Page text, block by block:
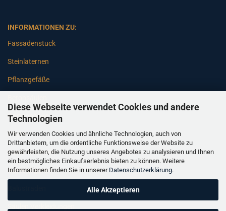
Diese Webseite verwendet Cookies und andere
Technologien
Wir verwenden Cookies und ähnliche Technologien, auch von
Drittanbietern, um die ordentliche Funktionsweise der Website zu
gewährleisten, die Nutzung unseres Angebotes zu analysieren und Ihnen
ein bestmögliches Einkaufserlebnis bieten zu können. Weitere
Informationen finden Sie in unserer Datenschutzerklärung.
Alle Akzeptieren
INFORMATIONEN ZU:
Fassadenstuck
Steinlaternen
Pflanzgefäße
Gartenbänke
Pfeiler
Gartenbrunnen
Gartenfiguren